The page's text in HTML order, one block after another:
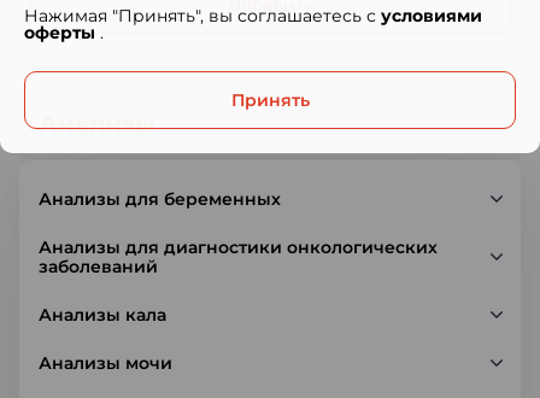
Анализы
Анализы для беременных
Анализы для диагностики онкологических
заболеваний
Анализы кала
Анализы мочи
Нажимая "Принять", вы соглашаетесь с условиями
оферты .
Принять